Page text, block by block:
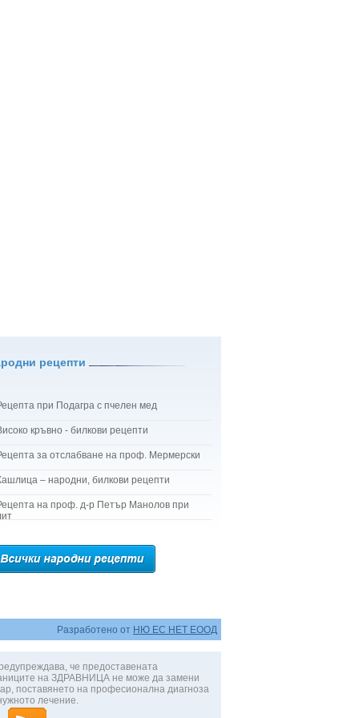
рецепти
при Подагра с пчелен мед
кръвно - билкови рецепти
за отслабване на проф. Мермерски
– народни, билкови рецепти
на проф. д-р Петър Манолов при
Разработено от НЮ ЕС НЕТ ЕООД
че предоставената
на ЗДРАВНИЦА не може да замени
поставянето на професионална диагноза
лечение.